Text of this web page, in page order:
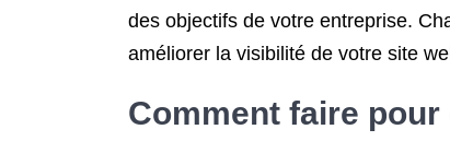
des objectifs de votre entreprise.
améliorer la visibilité de votre site
Comment faire